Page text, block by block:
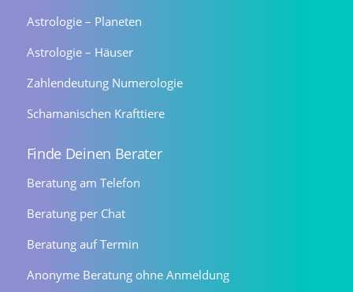
Astrologie – Planeten
Astrologie – Häuser
Zahlendeutung Numerologie
Schamanischen Krafttiere
Finde Deinen Berater
Beratung am Telefon
Beratung per Chat
Beratung auf Termin
Anonyme Beratung ohne Anmeldung